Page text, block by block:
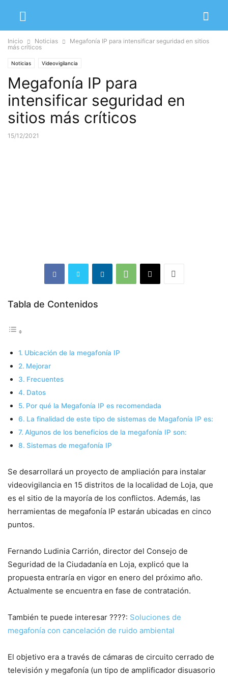
Inicio Noticias
Megafonía IP para intensificar seguridad en sitios
más críticos
Noticias Videovigilancia
Megafonía IP para
intensificar seguridad en
sitios más críticos
15/12/2021
Tabla de Contenidos
Ubicación de la megafonía IP
Mejorar
Frecuentes
Datos
Por qué la Megafonía IP es recomendada
La finalidad de este tipo de sistemas de Magafonía IP es:
Algunos de los beneficios de la megafonía IP son:
Sistemas de megafonía IP
Se desarrollará un proyecto de ampliación para instalar
videovigilancia en 15 distritos de la localidad de Loja, que
es el sitio de la mayoría de los conflictos. Además, las
herramientas de megafonía IP estarán ubicadas en cinco
puntos.
Fernando Ludinia Carrión, director del Consejo de
Seguridad de la Ciudadanía en Loja, explicó que la
propuesta entraría en vigor en enero del próximo año.
Actualmente se encuentra en fase de contratación.
También te puede interesar ????: Soluciones de
megafonía con cancelación de ruido ambiental
El objetivo era a través de cámaras de circuito cerrado de
televisión y megafonía (un tipo de amplificador disuasorio